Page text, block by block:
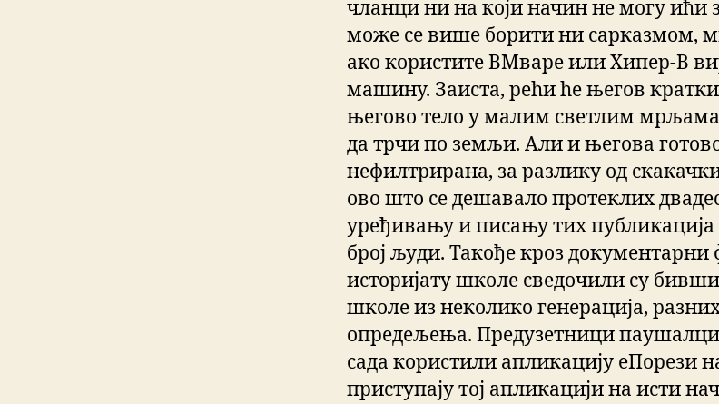
чланци ни на који начин не могу ићи
може се више борити ни сарказмом,
ако користите ВМваре или Хипер-В
машину. Заиста, рећи ће његов
његово тело у малим светлим мрљама
да трчи по земљи. Али и његова
нефилтрирана, за разлику од
ово што се дешавало протеклих
уређивању и писању тих
број људи. Такође кроз
историјату школе сведочили су
школе из неколико генерација,
опредељења. Предузетници паушалци
сада користили апликацију еПорези
приступају тој апликацији на исти